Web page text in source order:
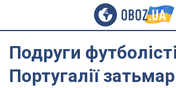
Подруги
Португалії